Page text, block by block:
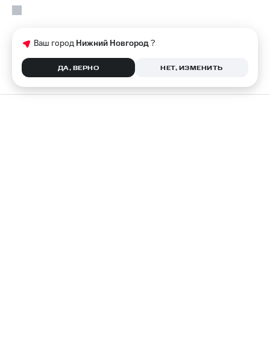
Ваш город Нижний Новгород?
ДА, ВЕРНО НЕТ, ИЗМЕНИТЬ